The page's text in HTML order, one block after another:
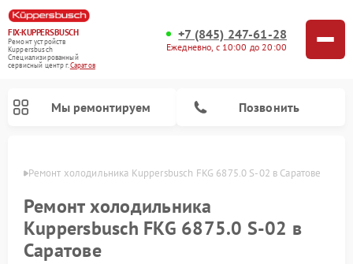
FIX-KUPPERSBUSCH
Ремонт устройств
Kuppersbusch
Специализированный
cервисный центр г.Саратов
+7 (845) 247-61-28
Ежедневно, с 10:00 до 20:00
Мы ремонтируем Позвонить
Ремонт холодильника Kuppersbusch FKG 6875.0 S-02 в Саратове
Ремонт холодильника
Kuppersbusch FKG 6875.0 S-02 в
Саратове